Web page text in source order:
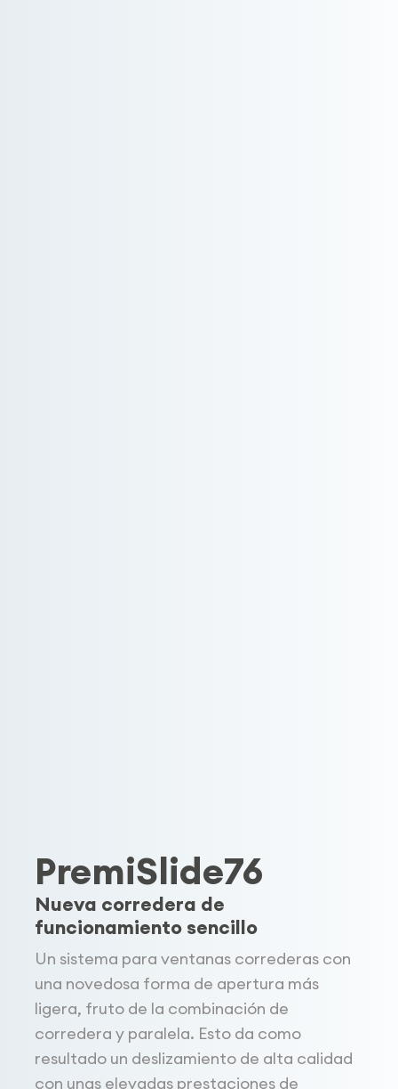
PremiSlide76
Nueva corredera de
funcionamiento sencillo
Un sistema para ventanas correderas con
una novedosa forma de apertura más
ligera, fruto de la combinación de
corredera y paralela. Esto da como
resultado un deslizamiento de alta calidad
con unas elevadas prestaciones de